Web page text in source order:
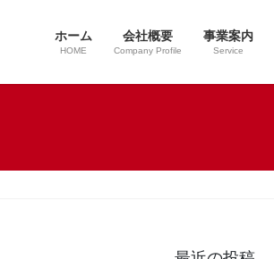
ホーム
HOME
会社概要
Company Profile
事業案内
Service